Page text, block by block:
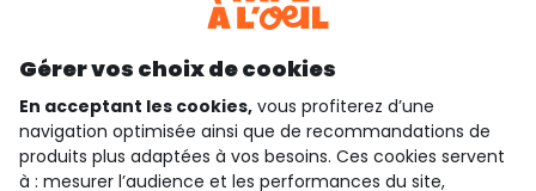
qui sommes-nous ?
Gérer vos choix de cookies
En acceptant les cookies, vous profiterez d’une
navigation optimisée ainsi que de recommandations de
produits plus adaptées à vos besoins. Ces cookies servent
à : mesurer l’audience et les performances du site,